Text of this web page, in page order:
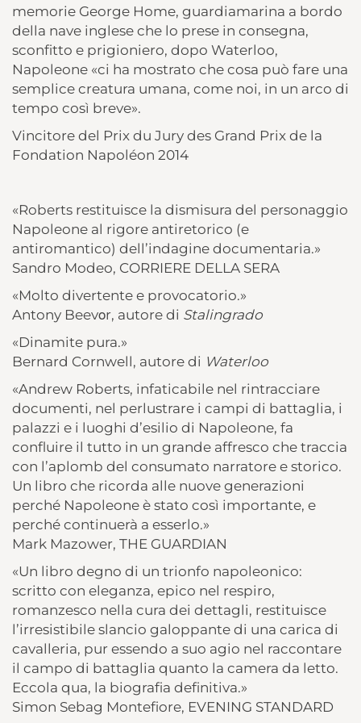
memorie George Home, guardiamarina a bordo
della nave inglese che lo prese in consegna,
sconfitto e prigioniero, dopo Waterloo,
Napoleone «ci ha mostrato che cosa può fare una
semplice creatura umana, come noi, in un arco di
tempo così breve».
Vincitore del Prix du Jury des Grand Prix de la
Fondation Napoléon 2014
«Roberts restituisce la dismisura del personaggio
Napoleone al rigore antiretorico (e
antiromantico) dell’indagine documentaria.»
Sandro Modeo, CORRIERE DELLA SERA
«Molto divertente e provocatorio.»
Antony Beevοr, autore di Stalingrado
«Dinamite pura.»
Bernard Cornwell, autore di Waterloo
«Andrew Roberts, infaticabile nel rintracciare
documenti, nel perlustrare i campi di battaglia, i
palazzi e i luoghi d’esilio di Napoleone, fa
confluire il tutto in un grande affresco che traccia
con l’aplomb del consumato narratore e storico.
Un libro che ricorda alle nuove generazioni
perché Napoleone è stato così importante, e
perché continuerà a esserlo.»
Mark Mazower, THE GUARDIAN
«Un libro degno di un trionfo napoleonico:
scritto con eleganza, epico nel respiro,
romanzesco nella cura dei dettagli, restituisce
l’irresistibile slancio galoppante di una carica di
cavalleria, pur essendo a suo agio nel raccontare
il campo di battaglia quanto la camera da letto.
Eccola qua, la biografia definitiva.»
Simon Sebag Montefiore, EVENING STANDARD